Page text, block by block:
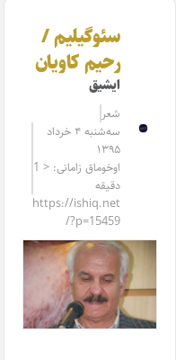
سئوگیلیم /
رحیم کاویان
ایشیق
شعر
سه‌شنبه ۴ خرداد
۱۳۹۵
اوخوماق زامانی: < 1
دقیقه
https://ishiq.net
/?p=15459